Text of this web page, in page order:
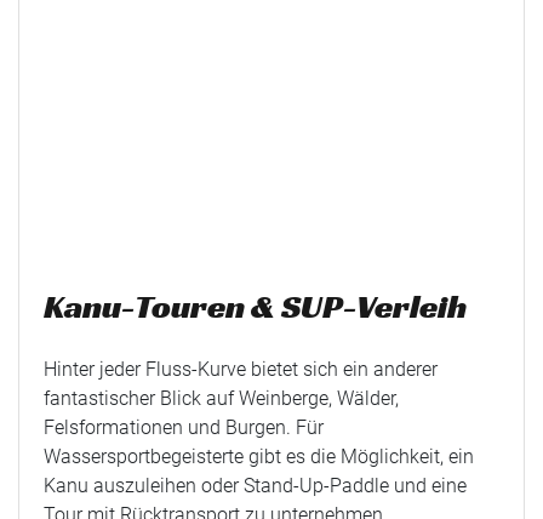
Kanu-Touren & SUP-Verleih
Hinter jeder Fluss-Kurve bietet sich ein anderer
fantastischer Blick auf Weinberge, Wälder,
Felsformationen und Burgen. Für
Wassersportbegeisterte gibt es die Möglichkeit, ein
Kanu auszuleihen oder Stand-Up-Paddle und eine